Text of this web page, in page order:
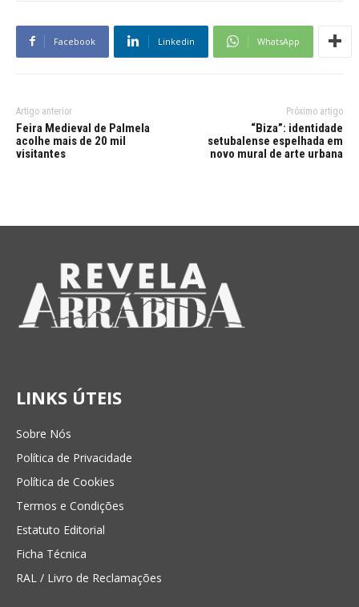
Facebook Linkedin WhatsApp
Artigo anterior
Feira Medieval de Palmela
acolhe mais de 20 mil
visitantes
Próximo artigo
“Biza”: identidade
setubalense espelhada em
novo mural de arte urbana
LINKS ÚTEIS
Sobre Nós
Política de Privacidade
Política de Cookies
Termos e Condições
Estatuto Editorial
Ficha Técnica
RAL / Livro de Reclamações